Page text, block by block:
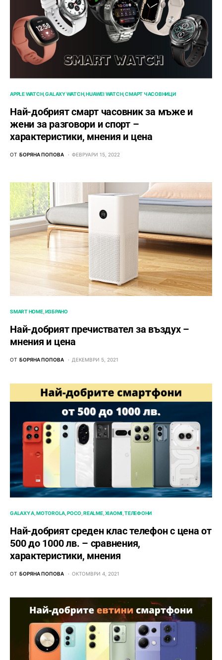
APPLE WATCH GALAXY WATCH HUAWEI WATCH СМАРТ ЧАСОВНИЦИ
Най-добрият смарт часовник за мъже и
жени за разговори и спорт –
характеристики, мнения и цена
ОТ БОРЯНА ПОПОВА ФЕВРУАРИ 15, 2022
SMART HOME ИЗБРАНО
Най-добрият пречиствател за въздух –
мнения и цена
ОТ БОРЯНА ПОПОВА ДЕКЕМВРИ 5, 2021
GALAXY A MOTOROLA POCO REALME XIAOMI ТЕЛЕФОНИ
Най-добрият среден клас телефон с цена от
500 до 1000 лв. – сравнения,
характеристики, мнения
ОТ БОРЯНА ПОПОВА ОКТОМВРИ 4, 2021